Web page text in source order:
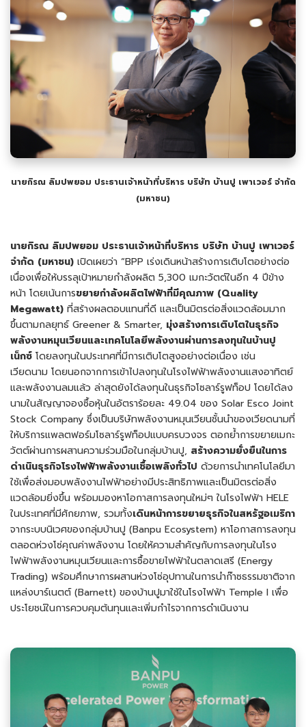
นายกิรณ ลิมปพยอม ประธานเจ้าหน้าที่บริหาร บริษัท บ้านปู เพาเวอร์ จำกัด
(มหาชน)
นายกิรณ ลิมปพยอม ประธานเจ้าหน้าที่บริหาร บริษัท บ้านปู เพาเวอร์
จำกัด (มหาชน) เปิดเผยว่า “BPP เร่งเดินหน้าสร้างการเติบโตอย่างต่อ
เนื่องเพื่อให้บรรลุเป้าหมายกำลังผลิต 5,300 เมกะวัตต์ในอีก 4 ปีข้าง
หน้า โดยเน้นการขยายกำลังผลิตไฟฟ้าที่มีคุณภาพ (Quality
Megawatt) ที่สร้างผลตอบแทนที่ดี และเป็นมิตรต่อสิ่งแวดล้อมมาก
ขึ้นตามกลยุทธ์ Greener & Smarter, มุ่งสร้างการเติบโตในธุรกิจ
พลังงานหมุนเวียนและเทคโนโลยีพลังงานผ่านการลงทุนในบ้านปู
เน็กซ์ โดยลงทุนในประเทศที่มีการเติบโตสูงอย่างต่อเนื่อง เช่น
เวียดนาม โดยนอกจากการเข้าไปลงทุนในโรงไฟฟ้าพลังงานแสงอาทิตย์
และพลังงานลมแล้ว ล่าสุดยังได้ลงทุนในธุรกิจโซลาร์รูฟท็อป โดยได้ลง
นามในสัญญาจองซื้อหุ้นในอัตราร้อยละ 49.04 ของ Solar Esco Joint
Stock Company ซึ่งเป็นบริษัทพลังงานหมุนเวียนชั้นนำของเวียดนามที่
ให้บริการแพลตฟอร์มโซลาร์รูฟท็อปแบบครบวงจร ตอกย้ำการขยายเมกะ
วัตต์ผ่านการผสานความร่วมมือในกลุ่มบ้านปู, สร้างความยั่งยืนในการ
ดำเนินธุรกิจโรงไฟฟ้าพลังงานเชื้อเพลิงทั่วไป ด้วยการนำเทคโนโลยีมา
ใช้เพื่อส่งมอบพลังงานไฟฟ้าอย่างมีประสิทธิภาพและเป็นมิตรต่อสิ่ง
แวดล้อมยิ่งขึ้น พร้อมมองหาโอกาสการลงทุนใหม่ๆ ในโรงไฟฟ้า HELE
ในประเทศที่มีศักยภาพ, รวมทั้งเดินหน้าการขยายธุรกิจในสหรัฐอเมริกา
จากระบบนิเวศของกลุ่มบ้านปู (Banpu Ecosystem) หาโอกาสการลงทุน
ตลอดห่วงโซ่คุณค่าพลังงาน โดยให้ความสำคัญกับการลงทุนในโรง
ไฟฟ้าพลังงานหมุนเวียนและการซื้อขายไฟฟ้าในตลาดเสรี (Energy
Trading) พร้อมศึกษาการผสานห่วงโซ่อุปทานในการนำก๊าซธรรมชาติจาก
แหล่งบาร์เนตต์ (Barnett) ของบ้านปูมาใช้ในโรงไฟฟ้า Temple I เพื่อ
ประโยชน์ในการควบคุมต้นทุนและเพิ่มกำไรจากการดำเนินงาน